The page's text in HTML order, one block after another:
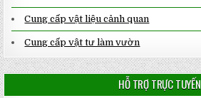
Cung cấp vật liệu cảnh quan
Cung cấp vật tư làm vườn
HỖ TRỢ TRỰC TUYẾN